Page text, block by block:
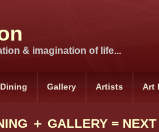
& imagination of life...
Gallery Artists Art
＋ GALLERY = NEXT